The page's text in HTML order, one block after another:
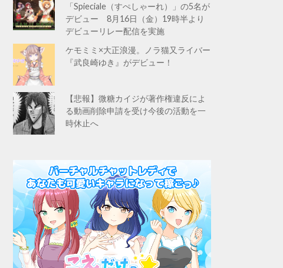
「Spieciale（すぺしゃーれ）」の5名が
デビュー 8月16日（金）19時半より
デビューリレー配信を実施
ケモミミ×大正浪漫。ノラ猫又ライバー
『武良崎ゆき』がデビュー！
【悲報】微糖カイジが著作権違反によ
る動画削除申請を受け今後の活動を一
時休止へ